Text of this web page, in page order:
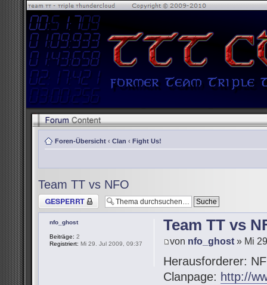
Foren-Übersicht ‹ Clan ‹ Fight Us!
Team TT vs NFO
Thema gesperrt
Team TT vs
von nfo_ghost » Mi
Herausforderer:
Clanpage: http://
nfo_ghost
Beiträge: 2
Registriert: Mi 29. Jul 2009, 09:37